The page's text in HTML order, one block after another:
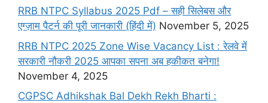
RRB NTPC Syllabus 2025 Pdf – सही सिलेबस और
एग्ज़ाम पैटर्न की पूरी जानकारी (हिंदी में) November 5, 2025
RRB NTPC 2025 Zone Wise Vacancy List : रेलवे में
सरकारी नौकरी 2025 आपका सपना अब हकीकत बनेगा!
November 4, 2025
CGPSC Adhikshak Bal Dekh Rekh Bharti :